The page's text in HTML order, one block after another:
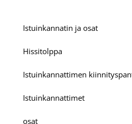
Istuinkannatin ja osat
Hissitolppa
Istuinkannattimen
Istuinkannattimet
osat